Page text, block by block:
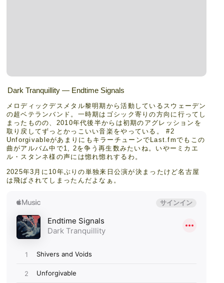
Dark Tranquillity — Endtime Signals
メロディックデスメタル黎明期から活動しているスウェーデン
の超ベテランバンド。一時期はゴシック寄りの方向に行ってし
まったものの、2010年代後半からは初期のアグレッションを
取り戻してずっとかっこいい音楽をやっている。 #2
UnforgivableがあまりにもキラーチューンでLast.fmでもこの
曲がアルバム中で1, 2を争う再生数みたいね。いやーミカエ
ル・スタンネ様の声には惚れ惚れするわ。
2025年3月に10年ぶりの単独来日公演が決まったけど名古屋
は飛ばされてしまったんだよなぁ。